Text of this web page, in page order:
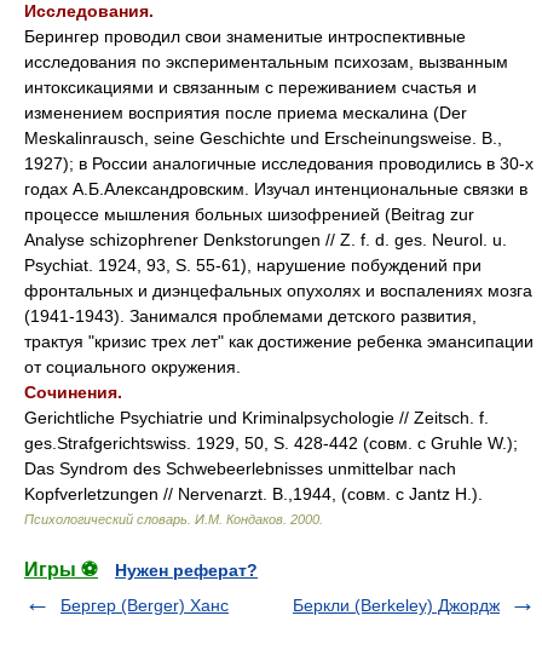
Исследования.
Берингер проводил свои знаменитые интроспективные
исследования по экспериментальным психозам, вызванным
интоксикациями и связанным с переживанием счастья и
изменением восприятия после приема мескалина (Der
Meskalinrausch, seine Geschichte und Erscheinungsweise. B.,
1927); в России аналогичные исследования проводились в 30-х
годах А.Б.Александровским. Изучал интенциональные связки в
процессе мышления больных шизофренией (Beitrag zur
Analyse schizophrener Denkstorungen // Z. f. d. ges. Neurol. u.
Psychiat. 1924, 93, S. 55-61), нарушение побуждений при
фронтальных и диэнцефальных опухолях и воспалениях мозга
(1941-1943). Занимался проблемами детского развития,
трактуя "кризис трех лет" как достижение ребенка эмансипации
от социального окружения.
Сочинения.
Gerichtliche Psychiatrie und Kriminalpsychologie // Zeitsch. f.
ges.Strafgerichtswiss. 1929, 50, S. 428-442 (совм. с Gruhle W.);
Das Syndrom des Schwebeerlebnisses unmittelbar nach
Kopfverletzungen // Nervenarzt. B.,1944, (совм. с Jantz H.).
Психологический словарь И.М. Кондаков 2000
Игры ⚽
Нужен реферат?
Бергер (Berger) Ханс
Беркли (Berkeley) Джордж